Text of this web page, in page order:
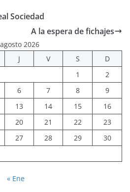
Sociedad
A la espera de fichajes
agosto 2026
J V S
D
1
2
6 7 8
9
13 14 15
16
20 21 22
23
27 28 29
30
« Ene